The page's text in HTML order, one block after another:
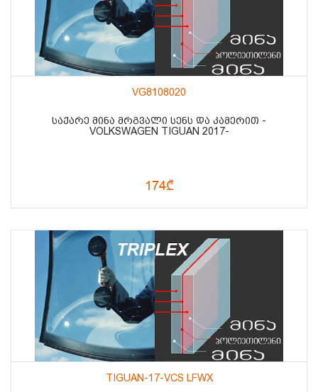
VG8108020
ᲡᲐᲥᲐᲠᲔ ᲛᲘᲜᲐ ᲛᲠᲒᲕᲐᲚᲘ ᲡᲔᲜᲡ ᲓᲐ ᲙᲐᲛᲔᲠᲘᲗ -
VOLKSWAGEN TIGUAN 2017-
174₾
TIGUAN-17-VCS LFWX